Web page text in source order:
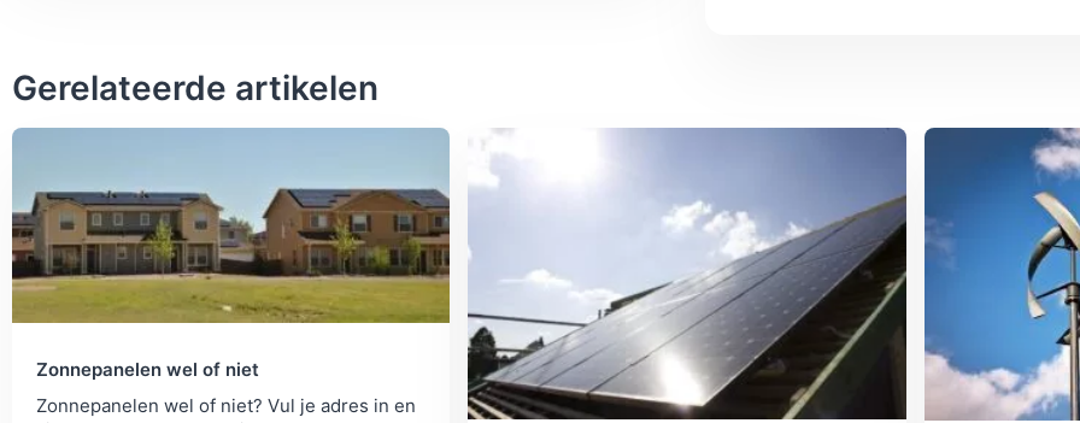
adjustment system, the wind direction
rotor position is adjusted to capture the
designed according to the aerodynamic
False: Our product parameters are Real &
designed after repeated experimental
be customized, please contact us if you
Gerelateerde artikelen
Zonnepanelen wel of niet
Zonnepanelen wel of niet? Vul je adres in en